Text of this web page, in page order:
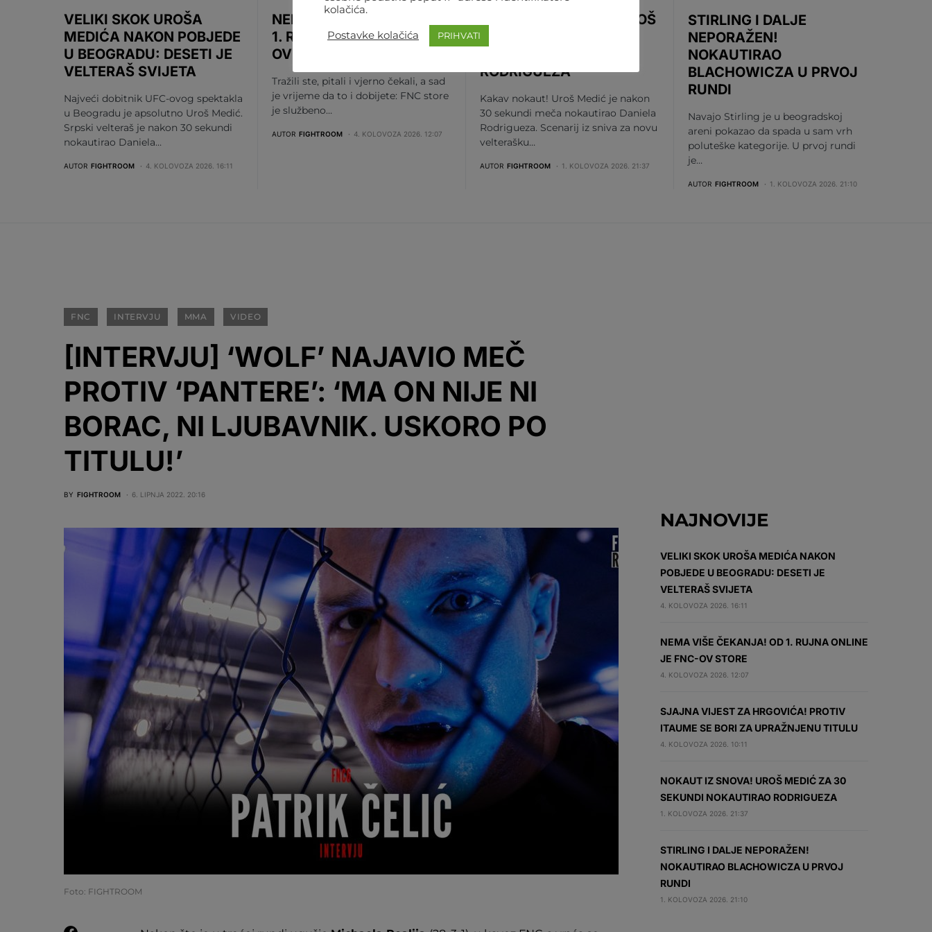
VELIKI SKOK UROŠA
MEDIĆA NAKON POBJEDE
U BEOGRADU: DESETI JE
VELTERAŠ SVIJETA
Najveći dobitnik UFC-ovog spektakla
u Beogradu je apsolutno Uroš Medić.
Srpski velteraš je nakon 30 sekundi
nokautirao Daniela…
AUTOR FIGHTROOM 4. KOLOVOZA 2026. 16:11
NEMA VIŠE ČEKANJA! OD
1. RUJNA ONLINE JE FNC-
OV STORE
Tražili ste, pitali i vjerno čekali, a sad
je vrijeme da to i dobijete: FNC store
je službeno…
AUTOR FIGHTROOM 4. KOLOVOZA 2026. 12:07
NOKAUT IZ SNOVA! UROŠ
RODRIGUEZA
Kakav nokaut! Uroš Medić je nakon
30 sekundi meča nokautirao Daniela
Rodrigueza. Scenarij iz sniva za novu
velterašku…
AUTOR FIGHTROOM 1. KOLOVOZA 2026. 21:37
STIRLING I DALJE
NEPORAŽEN!
NOKAUTIRAO
BLACHOWICZA U PRVOJ
RUNDI
Navajo Stirling je u beogradskoj
areni pokazao da spada u sam vrh
poluteške kategorije. U prvoj rundi
je…
AUTOR FIGHTROOM 1. KOLOVOZA 2026. 21:10
FNC INTERVJU MMA VIDEO
[INTERVJU] ‘WOLF’ NAJAVIO MEČ
PROTIV ‘PANTERE’: ‘MA ON NIJE NI
BORAC, NI LJUBAVNIK. USKORO PO
TITULU!’
BY FIGHTROOM 6. LIPNJA 2022. 20:16
Foto: FIGHTROOM
NAJNOVIJE
VELIKI SKOK UROŠA MEDIĆA NAKON
POBJEDE U BEOGRADU: DESETI JE
VELTERAŠ SVIJETA
4. KOLOVOZA 2026. 16:11
NEMA VIŠE ČEKANJA! OD 1. RUJNA ONLINE
JE FNC-OV STORE
4. KOLOVOZA 2026. 12:07
SJAJNA VIJEST ZA HRGOVIĆA! PROTIV
ITAUME SE BORI ZA UPRAŽNJENU TITULU
4. KOLOVOZA 2026. 10:11
NOKAUT IZ SNOVA! UROŠ MEDIĆ ZA 30
SEKUNDI NOKAUTIRAO RODRIGUEZA
1. KOLOVOZA 2026. 21:37
STIRLING I DALJE NEPORAŽEN!
NOKAUTIRAO BLACHOWICZA U PRVOJ
RUNDI
1. KOLOVOZA 2026. 21:10
kolačića.
Postavke kolačića PRIHVATI